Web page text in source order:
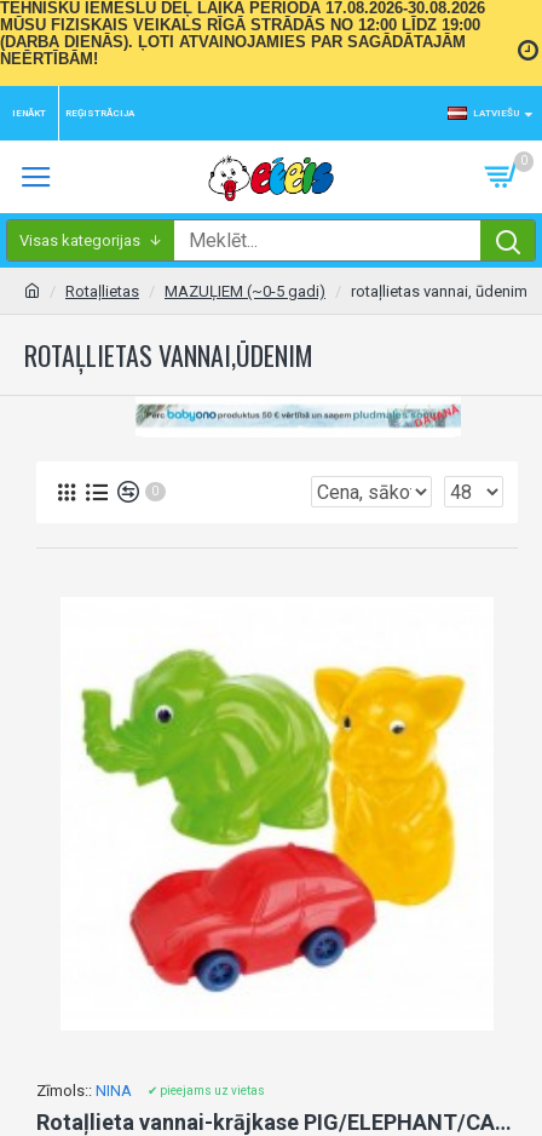
TEHNISKU IEMESLU DĒĻ LAIKA PERIODĀ 17.08.2026-30.08.2026
MŪSU FIZISKAIS VEIKALS RĪGĀ STRĀDĀS NO 12:00 LĪDZ 19:00
(DARBA DIENĀS). ĻOTI ATVAINOJAMIES PAR SAGĀDĀTAJĀM
NEĒRTĪBĀM!
IENĀKT REĢISTRĀCIJA LATVIEŠU
0
Visas kategorijas
Rotaļlietas MAZUĻIEM (~0-5 gadi) rotaļlietas vannai, ūdenim
ROTAĻLIETAS VANNAI,ŪDENIM
0
Zīmols:: NINA ✔ pieejams uz vietas
Rotaļlieta vannai-krājkase PIG/ELEPHANT/CAR 00123